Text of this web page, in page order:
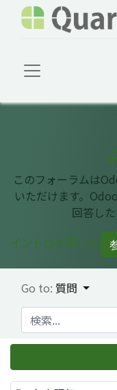
このフォーラムは
いただけます。
回答し
イントロを閉じる
Go to: 質問